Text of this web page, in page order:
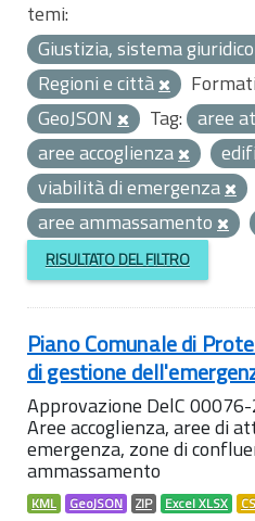
temi:
Giustizia, sistema
Regioni e città
GeoJSON
Tag: aree
aree accoglienza
viabilità di emergenza
aree ammassamento
RISULTATO DEL FILTRO
Piano Comunale di
di gestione
Approvazione DelC
Aree accoglienza, aree di
emergenza, zone di
ammassamento
KML GeoJSON ZIP Excel XLSX